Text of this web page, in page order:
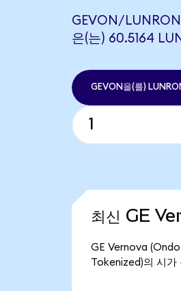
GEVON/
은(는) 60.5164
GEVON을(를)
최신 GE
GE Vernova
Tokenized)의 시가